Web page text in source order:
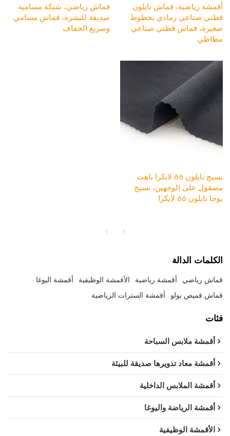
أقمشة رياضية، قماش نايلون
قطني صناعي رمادي بخطوط
صغيرة، قماش قطني صناعي
مطاطي
قماش رياضي، شبكة مسامية
صديقة للبشرة، قماش مسامي
وسريع الجفاف
نسيج نايلون 66 لايكرا باهت
مصقول على الوجهين، نسيج
يوجا نايلون 66 لايكرا
الكلمات الدالة
قماش رياضي أقمشة رياضية الأقمشة الوظيفية أقمشة اليوغا
قماش قميص بولو أقمشة السترات الرياضية
فئات
أقمشة ملابس السباحة
أقمشة معاد تدويرها صديقة للبيئة
أقمشة الملابس الداخلية
أقمشة الرياضة واليوغا
الأقمشة الوظيفية